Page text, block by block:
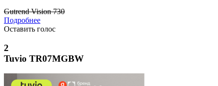
Gutrend Vision 730
Подробнее
Оставить голос
2
Tuvio TR07MGBW